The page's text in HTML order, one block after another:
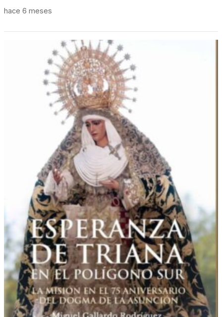
hace 6 meses